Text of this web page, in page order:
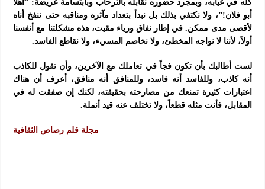
كله في غيابه، وبمجرد حضوره نقابله بالترحاب وبابتسامة عريضة: “أهلاً
أبو فلان!”، ولا نكتفي بذلك بل نبدأ بتعداد مآثره ومناقبه حتى ننفخ أناه
لأقصى مدى ممكن. في إطار نفاق ورياء مقيت، هذه مشكلتنا مع أنفسنا
أولاً، لأننا لا نواجه المخطئ، ولا نخاصم المسيء، ولا نقاطع الفاسد.
لست أطالبك بأن تكون فجاً في تعاملك مع الآخرين، وأن تقول للكاذب
أنه كاذب، وللفاسد أنه فاسد، وللمنافق أنه منافق، أعرف أن هناك
اعتبارات كثيرة تمنعك من مصارحته بحقيقته، لكنك إن صفقت له في
المقابل، فأنت مثله قطعاً، ولا تختلف عنه قيد أنملة.
مجلة قلم رصاص الثقافية